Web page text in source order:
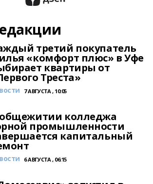
третий покупатель
«комфорт плюс» в Уфе
квартиры от
Треста»
7 АВГУСТА , 10:05
колледжа
промышленности
капитальный
6 АВГУСТА , 06:15